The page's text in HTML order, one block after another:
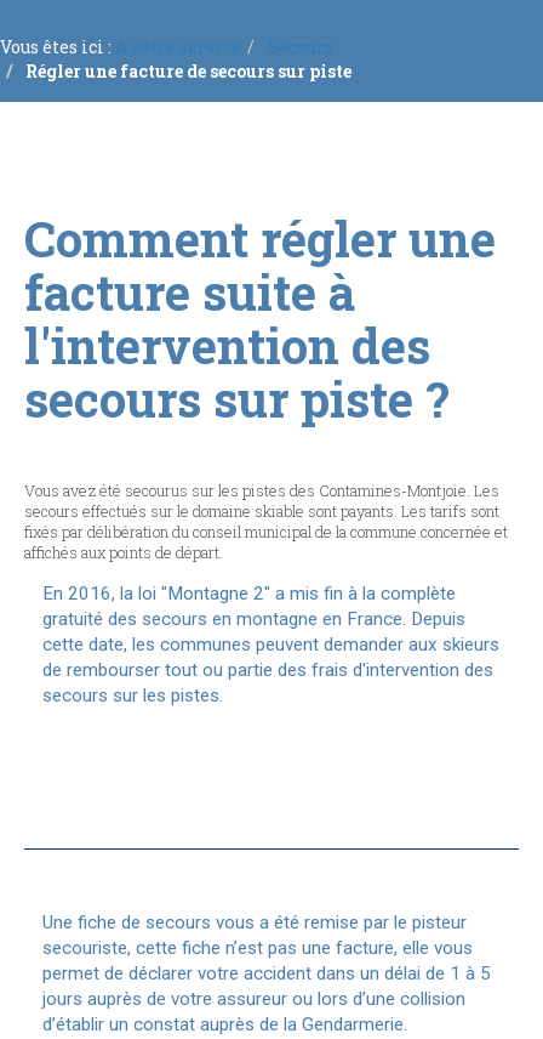
ENQUÊTES PUBLIQUES ET CONCERTATIONS
INFORMATIONS GÉNÉRALES ▼
RECRUTEMENTS
Vous êtes ici : À votre service
Secours
Régler une facture de secours sur piste
Comment régler une
facture suite à
l'intervention des
secours sur piste ?
Vous avez été secourus sur les pistes des Contamines-Montjoie. Les
secours effectués sur le domaine skiable sont payants. Les tarifs sont
fixés par délibération du conseil municipal de la commune concernée et
affichés aux points de départ.
En 2016, la loi "Montagne 2" a mis fin à la complète
gratuité des secours en montagne en France. Depuis
cette date, les communes peuvent demander aux skieurs
de rembourser tout ou partie des frais d'intervention des
secours sur les pistes.
Une fiche de secours vous a été remise par le pisteur
secouriste, cette fiche n’est pas une facture, elle vous
permet de déclarer votre accident dans un délai de 1 à 5
jours auprès de votre assureur ou lors d’une collision
d’établir un constat auprès de la Gendarmerie.